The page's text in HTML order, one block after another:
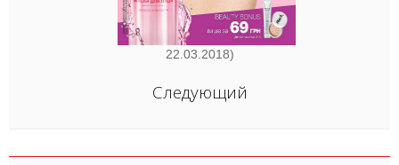
22.03.2018)
Следующий